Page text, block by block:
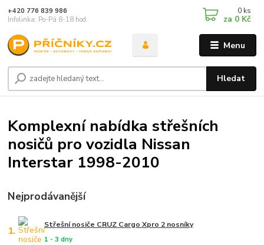
Menu
Hledat
+420 776 839 986
Infolinka: Po-Pá 8-18 hod.
0 ks
za 0 Kč
Komplexní nabídka střešních
nosičů pro vozidla Nissan
Interstar 1998-2010
Nejprodávanější
1. Střešní nosiče CRUZ Cargo Xpro 2 nosníky
1 - 3 dny